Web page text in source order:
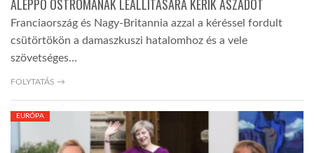
ALEPPÓ OSTROMÁNAK LEÁLLÍTÁSÁRA KÉRIK ASZADOT
Franciaország és Nagy-Britannia azzal a kéréssel fordult
csütörtökön a damaszkuszi hatalomhoz és a vele
szövetséges…
FOLYTATÁS →
EURÓPA